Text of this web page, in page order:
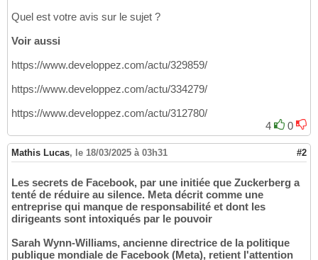
Quel est votre avis sur le sujet ?
Voir aussi
https://www.developpez.com/actu/329859/
https://www.developpez.com/actu/334279/
https://www.developpez.com/actu/312780/
4
0
Mathis Lucas, le 18/03/2025 à 03h31 #2
Les secrets de Facebook, par une initiée que Zuckerberg a
tenté de réduire au silence. Meta décrit comme une
entreprise qui manque de responsabilité et dont les
dirigeants sont intoxiqués par le pouvoir
Sarah Wynn-Williams, ancienne directrice de la politique
publique mondiale de Facebook (Meta), retient l'attention